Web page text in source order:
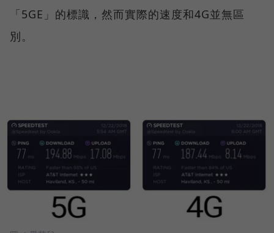
「5GE」的標識，然而實際的速度和4G並無區
別。